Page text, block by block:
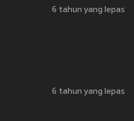
6 tahun yang lepas
6 tahun yang lepas